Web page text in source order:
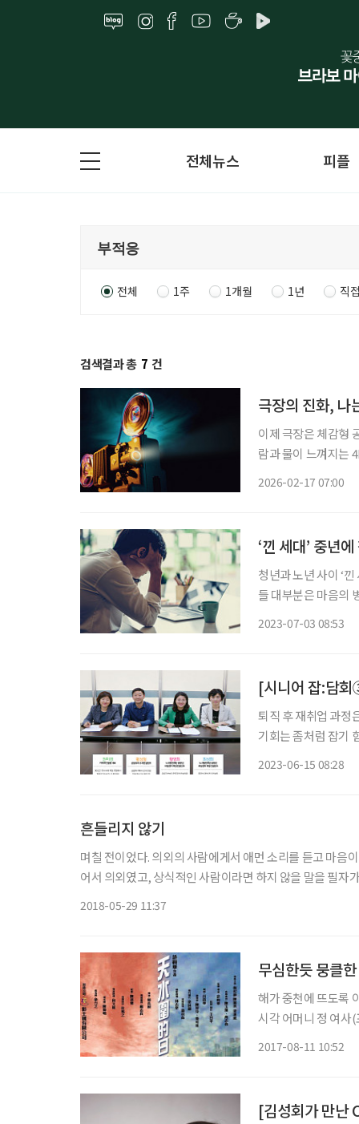
전체뉴스 피플
전체 1주 1개월 1년 직
검색결과 총 7 건
극장의 진화, 나
이제 극장은 체감형
람과 물이 느껴지는
2026-02-17 07:00
‘낀 세대’ 중년
청년과 노년 사이 ‘
들 대부분은 마음의
2023-07-03 08:53
[시니어 잡:담
퇴직 후 재취업 과정
기회는 좀처럼 잡기
2023-06-15 08:28
흔들리지 않기
며칠 전이었다. 의외의 사람에게서 애먼 소리를 듣고 마음
어서 의외였고, 상식적인 사람이라면 하지 않을 말을 필자
2018-05-29 11:37
무심한듯 뭉클
해가 중천에 뜨도록
시각 어머니 정 여사
2017-08-11 10:52